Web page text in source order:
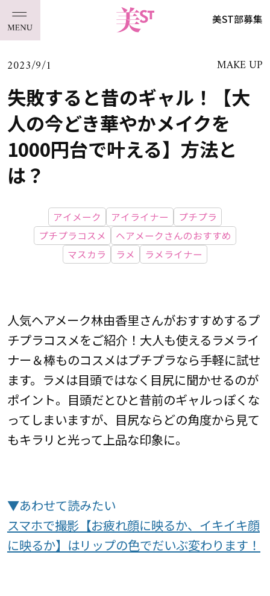
美ST部募集
2023/9/1 MAKE UP
失敗すると昔のギャル！【大
人の今どき華やかメイクを
1000円台で叶える】方法と
は？
アイメーク アイライナー
プチプラ
プチプラコスメ
ヘアメークさんのおすすめ
マスカラ
ラメ ラメライナー
人気ヘアメーク林由香里さんがおすすめするプ
チプラコスメをご紹介！大人も使えるラメライ
ナー＆棒ものコスメはプチプラなら手軽に試せ
ます。ラメは目頭ではなく目尻に聞かせるのが
ポイント。目頭だとひと昔前のギャルっぽくな
ってしまいますが、目尻ならどの角度から見て
もキラリと光って上品な印象に。
▼あわせて読みたい
スマホで撮影【お疲れ顔に映るか、イキイキ顔
に映るか】はリップの色でだいぶ変わります！